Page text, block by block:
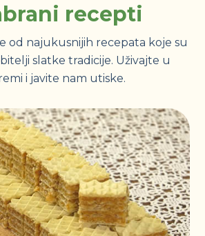
recepti
od najukusnijih recepata koje su
slatke tradicije. Uživajte u
i javite nam utiske.